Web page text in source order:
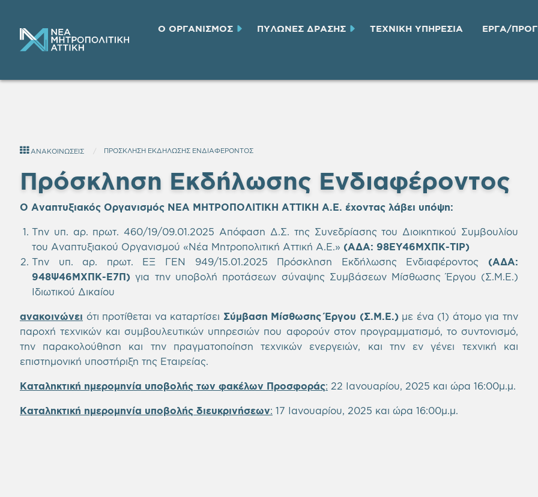
Ο ΟΡΓΑΝΙΣΜΟΣ ΠΥΛΩΝΕΣ ΔΡΑΣΗΣ ΤΕΧΝΙΚH ΥΠΗΡΕΣΙA ΕΡΓΑ/
ΑΝΑΚΟΙΝΩΣΕΙΣ ΠΡΟΣΚΛΗΣΗ ΕΚΔΗΛΩΣΗΣ ΕΝΔΙΑΦΕΡΟΝΤΟΣ
Πρόσκληση Εκδήλωσης Ενδιαφέροντος
Ο Αναπτυξιακός Οργανισμός ΝΕΑ ΜΗΤΡΟΠΟΛΙΤΙΚΗ ΑΤΤΙΚΗ Α.Ε. έχοντας λάβει υπόψη:
Την υπ. αρ. πρωτ. 460/19/09.01.2025 Απόφαση Δ.Σ. της Συνεδρίασης του Διοικητικού Συμβουλίου
του Αναπτυξιακού Οργανισμού «Νέα Μητροπολιτική Αττική Α.Ε.» (ΑΔΑ: 98ΕΥ46ΜΧΠΚ-ΤΙΡ)
Την υπ. αρ. πρωτ. ΕΞ ΓΕΝ 949/15.01.2025 Πρόσκληση Εκδήλωσης Ενδιαφέροντος (ΑΔΑ:
948Ψ46ΜΧΠΚ-Ε7Π)για την υποβολή προτάσεων σύναψης Συμβάσεων Μίσθωσης Έργου (Σ.Μ.Ε.)
Ιδιωτικού Δικαίου
ανακοινώνει ότι προτίθεται να καταρτίσει Σύμβαση Μίσθωσης Έργου (Σ.Μ.Ε.)με ένα (1) άτομo για την
παροχή τεχνικών και συμβουλευτικών υπηρεσιών που αφορούν στον προγραμματισμό, το συντονισμό,
την παρακολούθηση και την πραγματοποίηση τεχνικών ενεργειών, και την εν γένει τεχνική και
επιστημονική υποστήριξη της Εταιρείας.
Καταληκτική ημερομηνία υποβολής των φακέλων Προσφοράς: 22 Ιανουαρίου, 2025 και ώρα 16:00μ.μ.
Καταληκτική ημερομηνία υποβολής διευκρινήσεων: 17 Ιανουαρίου, 2025 και ώρα 16:00μ.μ.